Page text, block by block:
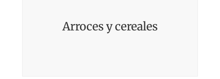
Arroces y cereales